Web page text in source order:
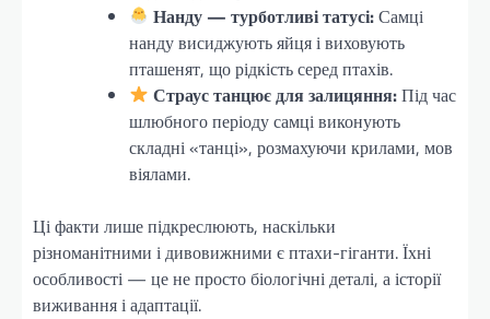
Нанду — турботливі татусі:Самці
нанду висиджують яйця і виховують
пташенят, що рідкість серед птахів.
Страус танцює для залицяння:Під час
шлюбного періоду самці виконують
складні «танці», розмахуючи крилами, мов
віялами.
Ці факти лише підкреслюють, наскільки
різноманітними і дивовижними є птахи-гіганти. Їхні
особливості — це не просто біологічні деталі, а історії
виживання і адаптації.